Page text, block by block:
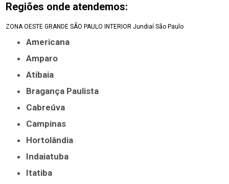
Regiões onde atendemos:
ZONA OESTE GRANDE SÃO PAULO INTERIOR Jundiaí São Paulo
Americana
Amparo
Atibaia
Bragança Paulista
Cabreúva
Campinas
Hortolândia
Indaiatuba
Itatiba